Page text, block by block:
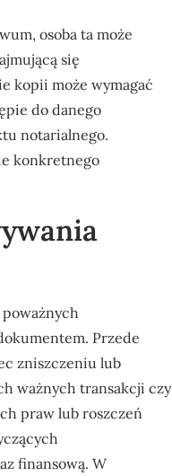
osoba ta może
się
kopii może wymagać
do danego
notarialnego.
konkretnego
Przede
zniszczeniu lub
ważnych transakcji czy
praw lub roszczeń
finansową. W